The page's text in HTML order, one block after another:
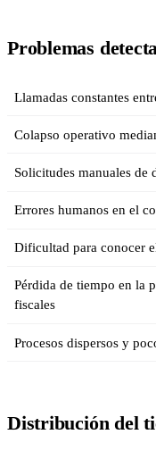
Problemas
Llamadas constantes
Colapso operativo
Solicitudes manuales de
Errores humanos en el
Dificultad para conocer
Pérdida de tiempo en la
fiscales
Procesos dispersos y
Distribución del